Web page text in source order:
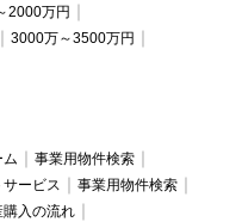
2000万円
3000万～3500万円
ム
事業用物件検索
ービス
事業用物件検索
購入の流れ